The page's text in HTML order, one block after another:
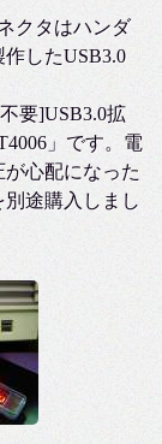
クタはハンダ
したUSB3.0
要]USB3.0拡
」です。電
心配になった
途購入しまし